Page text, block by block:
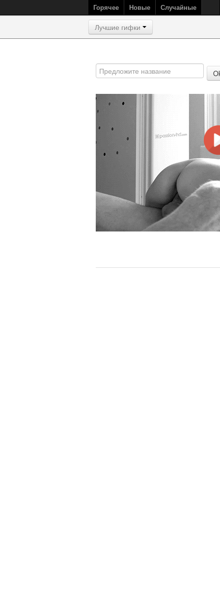
Горячее Новые Случайные
Лучшие гифки